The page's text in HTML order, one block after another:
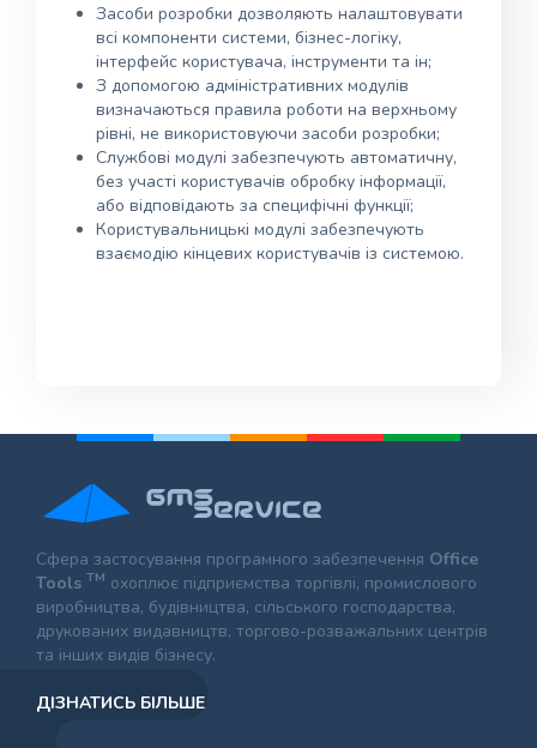
Засоби розробки дозволяють налаштовувати
всі компоненти системи, бізнес-логіку,
інтерфейс користувача, інструменти та ін;
З допомогою адміністративних модулів
визначаються правила роботи на верхньому
рівні, не використовуючи засоби розробки;
Службові модулі забезпечують автоматичну,
без участі користувачів обробку інформації,
або відповідають за специфічні функції;
Користувальницькі модулі забезпечують
взаємодію кінцевих користувачів із системою.
Сфера застосування програмного забезпечення Office
Tools TM охоплює підприємства торгівлі, промислового
виробництва, будівництва, сільського господарства,
друкованих видавництв, торгово-розважальних центрів
та інших видів бізнесу.
ДІЗНАТИСЬ БІЛЬШЕ